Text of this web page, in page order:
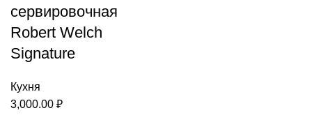
сервировочная
Robert Welch
Signature
Кухня
3,000.00 ₽